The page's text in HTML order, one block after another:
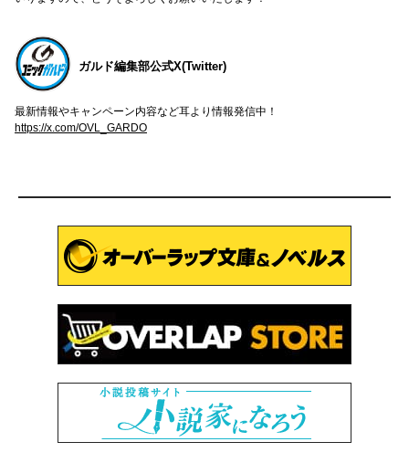
ガルド編集部公式X(Twitter)
最新情報やキャンペーン内容など耳より情報発信中！
https://x.com/OVL_GARDO